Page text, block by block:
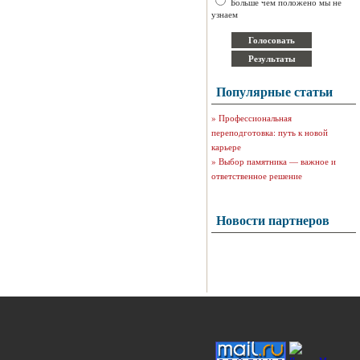
узнаем
Популярные статьи
» Профессиональная
переподготовка: путь к новой
карьере
» Выбор памятника — важное и
ответственное решение
Новости партнеров